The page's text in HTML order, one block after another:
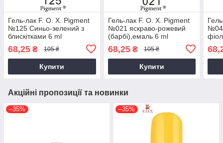
Гель-лак F. O. X. Pigment
№125 Синьо-зелений з
блискітками 6 ml
68,25 ₴ 105 ₴
Купити
Гель-лак F. O. X. Pigment
№021 яскраво-рожевий
(барбі),емаль 6 ml
68,25₴ 105 ₴
Купити
Акційні пропозиції та новинки
–35% –35%